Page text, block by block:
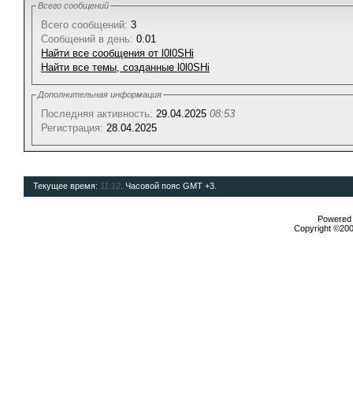
Всего сообщений
Всего сообщений: 3
Сообщений в день: 0.01
Найти все сообщения от l0l0SHi
Найти все темы, созданные l0l0SHi
Дополнительная информация
Последняя активность: 29.04.2025 08:53
Регистрация: 28.04.2025
Текущее время: 11:12 . Часовой пояс GMT +3.
Copyright